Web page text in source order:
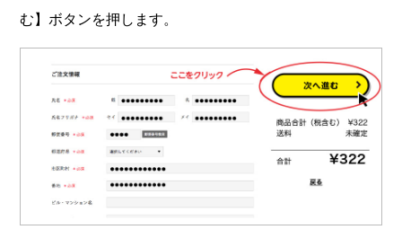
む】ボタンを押します。